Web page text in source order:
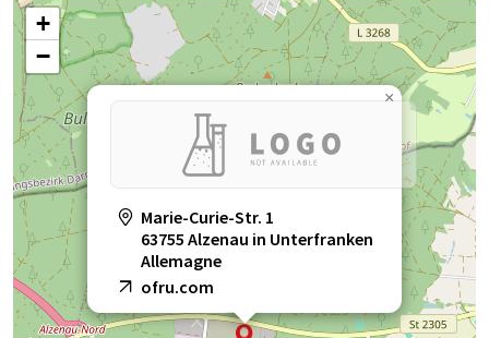
Marie-Curie-Str. 1
63755 Alzenau in Unterfranken
Allemagne
ofru.com
×
+
−